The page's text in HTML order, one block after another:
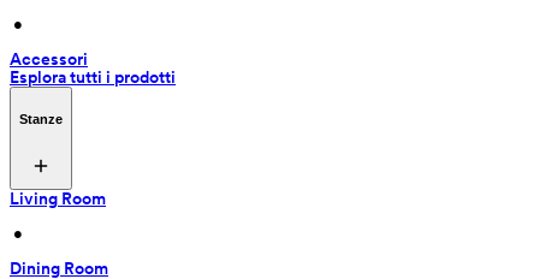
•
Accessori
Esplora tutti i prodotti
Stanze
Living Room
•
Dining Room